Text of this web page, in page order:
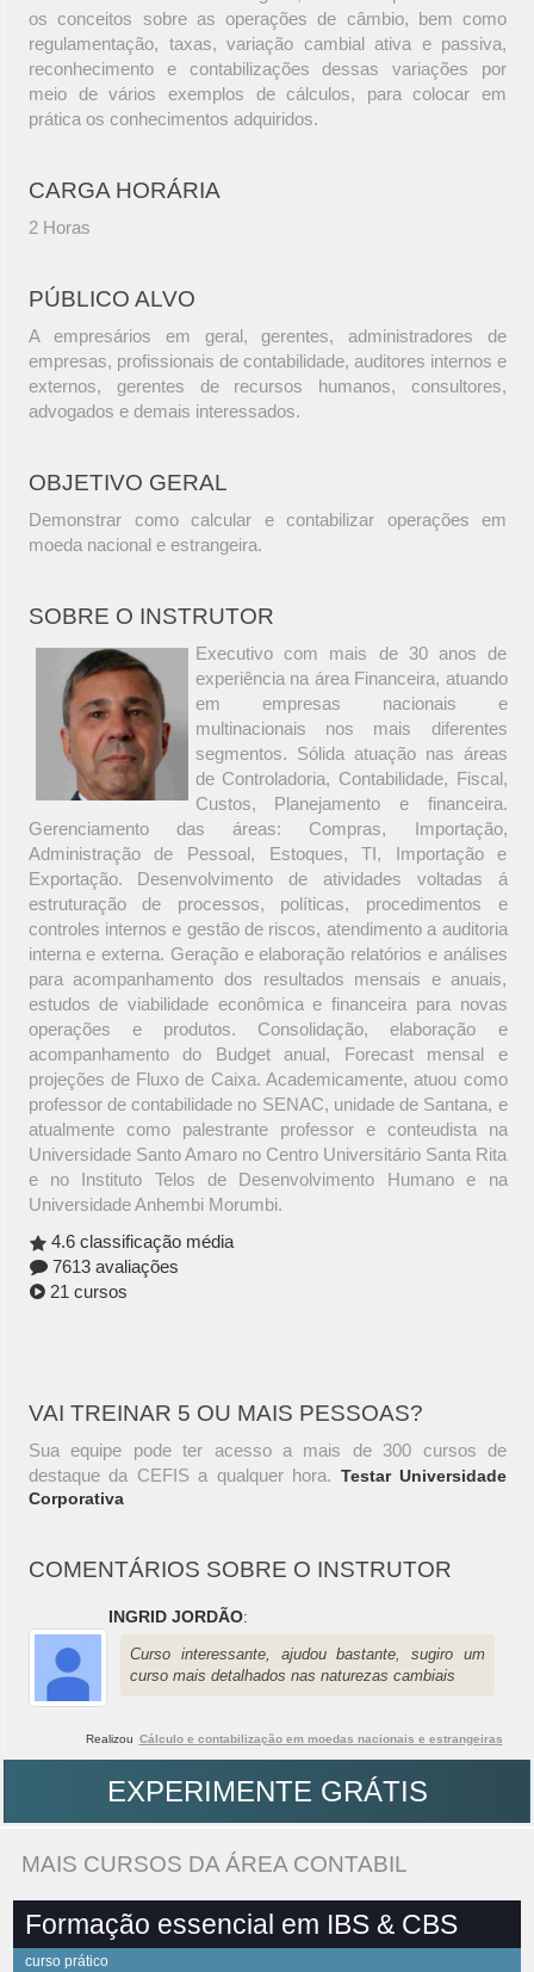
os conceitos sobre as operações de câmbio, bem como
regulamentação, taxas, variação cambial ativa e passiva,
reconhecimento e contabilizações dessas variações por
meio de vários exemplos de cálculos, para colocar em
prática os conhecimentos adquiridos.
CARGA HORÁRIA
2 Horas
PÚBLICO ALVO
A empresários em geral, gerentes, administradores de
empresas, profissionais de contabilidade, auditores internos e
externos, gerentes de recursos humanos, consultores,
advogados e demais interessados.
OBJETIVO GERAL
Demonstrar como calcular e contabilizar operações em
moeda nacional e estrangeira.
SOBRE O INSTRUTOR
Executivo com mais de 30 anos de
experiência na área Financeira, atuando
em empresas nacionais e
multinacionais nos mais diferentes
segmentos. Sólida atuação nas áreas
de Controladoria, Contabilidade, Fiscal,
Custos, Planejamento e financeira.
Gerenciamento das áreas: Compras, Importação,
Administração de Pessoal, Estoques, TI, Importação e
Exportação. Desenvolvimento de atividades voltadas á
estruturação de processos, políticas, procedimentos e
controles internos e gestão de riscos, atendimento a auditoria
interna e externa. Geração e elaboração relatórios e análises
para acompanhamento dos resultados mensais e anuais,
estudos de viabilidade econômica e financeira para novas
operações e produtos. Consolidação, elaboração e
acompanhamento do Budget anual, Forecast mensal e
projeções de Fluxo de Caixa. Academicamente, atuou como
professor de contabilidade no SENAC, unidade de Santana, e
atualmente como palestrante professor e conteudista na
Universidade Santo Amaro no Centro Universitário Santa Rita
e no Instituto Telos de Desenvolvimento Humano e na
Universidade Anhembi Morumbi.
4.6 classificação média
7613 avaliações
21 cursos
VAI TREINAR 5 OU MAIS PESSOAS?
Sua equipe pode ter acesso a mais de 300 cursos de
destaque da CEFIS a qualquer hora. Testar Universidade
Corporativa
COMENTÁRIOS SOBRE O INSTRUTOR
INGRID JORDÃO:
Curso interessante, ajudou bastante, sugiro um
curso mais detalhados nas naturezas cambiais
Realizou Cálculo e contabilização em moedas nacionais e estrangeiras
EXPERIMENTE GRÁTIS
MAIS CURSOS DA ÁREA CONTABIL
Formação essencial em IBS & CBS
curso prático